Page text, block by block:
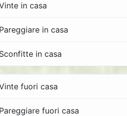
in casa
Pareggiare in casa
Sconfitte in casa
fuori casa
Pareggiare fuori casa